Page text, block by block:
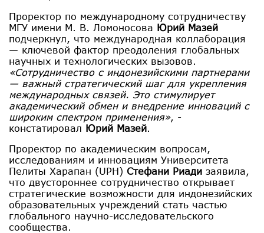
Проректор по международному сотрудничеству
МГУ имени М. В. Ломоносова Юрий Мазей
подчеркнул, что международная коллаборация
— ключевой фактор преодоления глобальных
научных и технологических вызовов.
«Сотрудничество с индонезийскими партнерами
— важный стратегический шаг для укрепления
международных связей. Это стимулирует
академический обмен и внедрение инноваций с
широким спектром применения», -
констатировал Юрий Мазей.
Проректор по академическим вопросам,
исследованиям и инновациям Университета
Пелиты Харапан (UPH) Стефани Риади заявила,
что двустороннее сотрудничество открывает
стратегические возможности для индонезийских
образовательных учреждений стать частью
глобального научно-исследовательского
сообщества.